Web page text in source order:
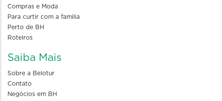
Compras e Moda
Para curtir com a familia
Perto de BH
Roteiros
Saiba Mais
Sobre a Belotur
Contato
Negócios em BH